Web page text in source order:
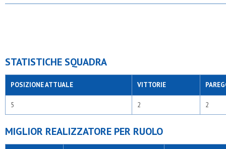
STATISTICHE SQUADRA
POSIZIONE ATTUALE VITTORIE
5 2 2
MIGLIOR REALIZZATORE PER RUOLO